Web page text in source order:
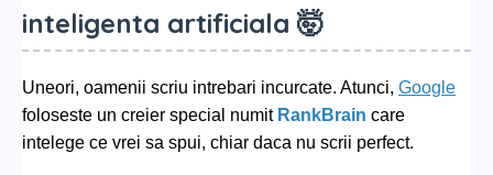
inteligenta artificiala 🤯
Uneori, oamenii scriu intrebari incurcate. Atunci, Google
foloseste un creier special numit RankBrain care
intelege ce vrei sa spui, chiar daca nu scrii perfect.